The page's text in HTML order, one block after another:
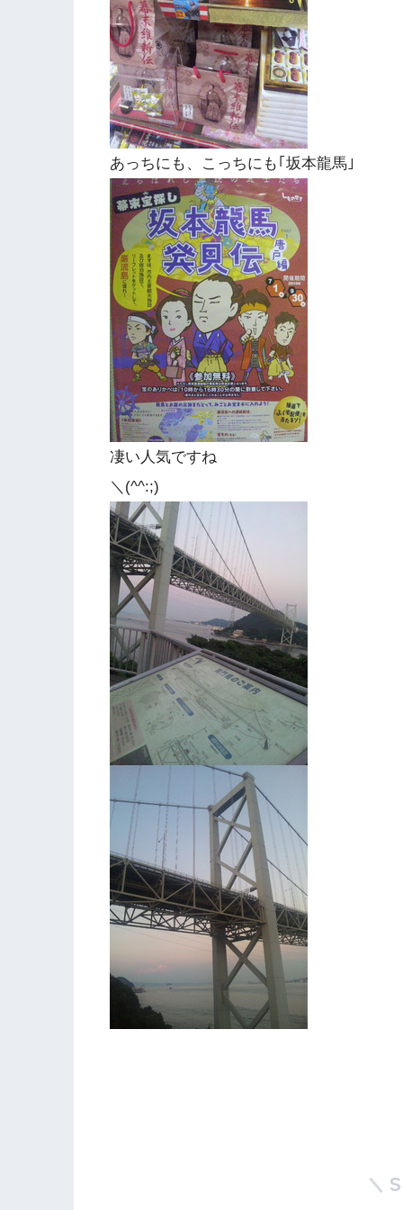
あっちにも、こっちにも｢坂本龍馬｣
凄い人気ですね
＼(^^:;)